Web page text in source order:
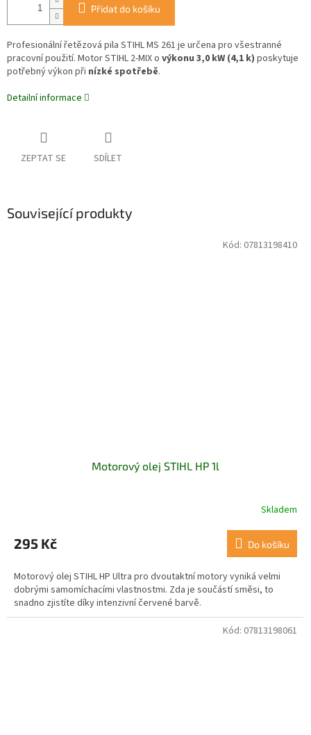
Přidat do košíku
Profesionální řetězová pila STIHL MS 261 je určena pro všestranné
pracovní použití. Motor STIHL 2-MIXo výkonu 3,0 kW (4,1 k) poskytuje
potřebný výkon při nízké spotřebě.
Detailní informace
ZEPTAT SE SDÍLET
Související produkty
Motorový olej STIHL HP 1l
Skladem
295 Kč Do košíku
Motorový olej STIHL HP Ultra pro dvoutaktní motory vyniká velmi
dobrými samomíchacími vlastnostmi. Zda je součástí směsi, to
snadno zjistíte díky intenzivní červené barvě.
Kód: 07813198410
Kód: 07813198061